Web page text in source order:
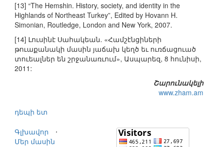
[13] “The Hemshin. History, society, and identity in the
Highlands of Northeast Turkey”, Edited by Hovann H.
Simonian, Routledge, London and New York, 2007.
[14] Լուսինէ Սահակեան. «Համշէնցիների
թուաքանակի մասին յաճախ կեղծ եւ ուռճացուած
տուեալներ են շրջանառւում», Ասպարեզ, 8 հունիսի,
2011:
Շարունակելի
www.zham.am
դեպի ետ
Գլխավոր
⋅
Մեր մասին